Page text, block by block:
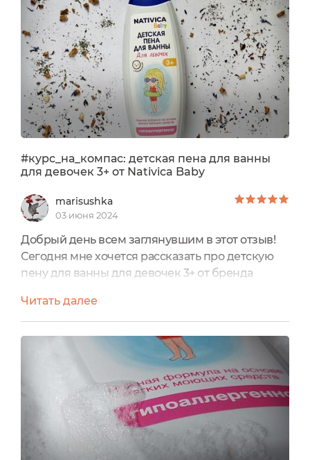
#курс_на_компас: детская пена для ванны
для девочек 3+ от Nativica Baby
marisushka
03 июня 2024
Добрый день всем заглянувшим в этот отзыв!
Сегодня мне хочется рассказать про детскую
пену для ванны для девочек 3+ от бренда
получила в подарок, но деток у нас пока нет и
ванны тоже, поэтому использовать по прямому
назначению не получилось бы. Как же быть?
Можно, конечно, подарить тому, у кого ванна
есть, но я уже открыла крышку и послушала
аромат... Он...
Читать далее